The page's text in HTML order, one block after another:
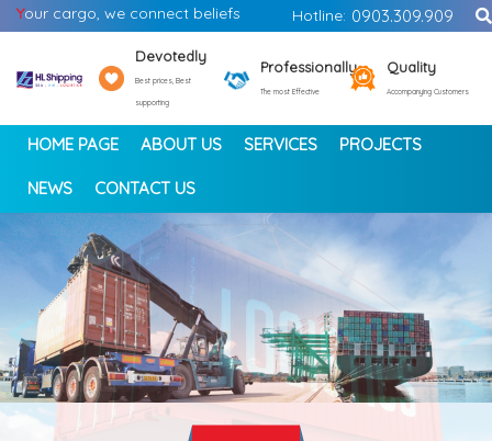
Your cargo, we connect beliefs Hotline: 0903.309.909
Devotedly
Best prices, Best
supporting
Professionally
The most Effective
Quality
Accompanying Customers
HOME PAGE ABOUT US SERVICES PROJECTS
NEWS CONTACT US
< >